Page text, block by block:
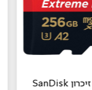
כרטיס זיכרון SanDisk